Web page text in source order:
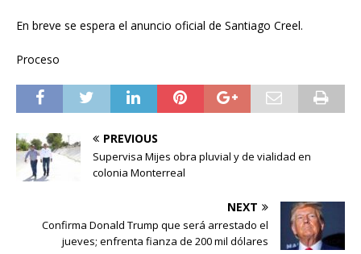
En breve se espera el anuncio oficial de Santiago Creel.
Proceso
PREVIOUS
Supervisa Mijes obra pluvial y de vialidad en
colonia Monterreal
NEXT
Confirma Donald Trump que será arrestado el
jueves; enfrenta fianza de 200 mil dólares